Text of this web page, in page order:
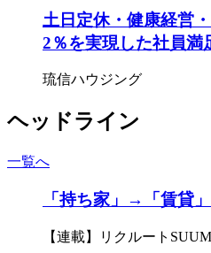
土日定休・健康経営
2％を実現した社員満
琉信ハウジング
ヘッドライン
一覧へ
「持ち家」→「賃貸
【連載】リクルート